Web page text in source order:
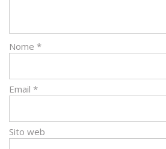
Nome *
Email *
Sito web